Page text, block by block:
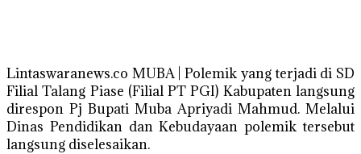
Lintaswaranews.co MUBA | Polemik yang terjadi di SD
Filial Talang Piase (Filial PT PGI) Kabupaten langsung
direspon Pj Bupati Muba Apriyadi Mahmud. Melalui
Dinas Pendidikan dan Kebudayaan polemik tersebut
langsung diselesaikan.